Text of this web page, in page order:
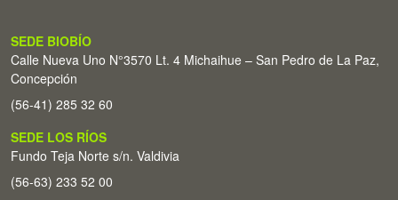
SEDE BIOBÍO
Calle Nueva Uno N°3570 Lt. 4 Michaihue – San Pedro de La Paz,
Concepción
(56-41) 285 32 60
SEDE LOS RÍOS
Fundo Teja Norte s/n. Valdivia
(56-63) 233 52 00